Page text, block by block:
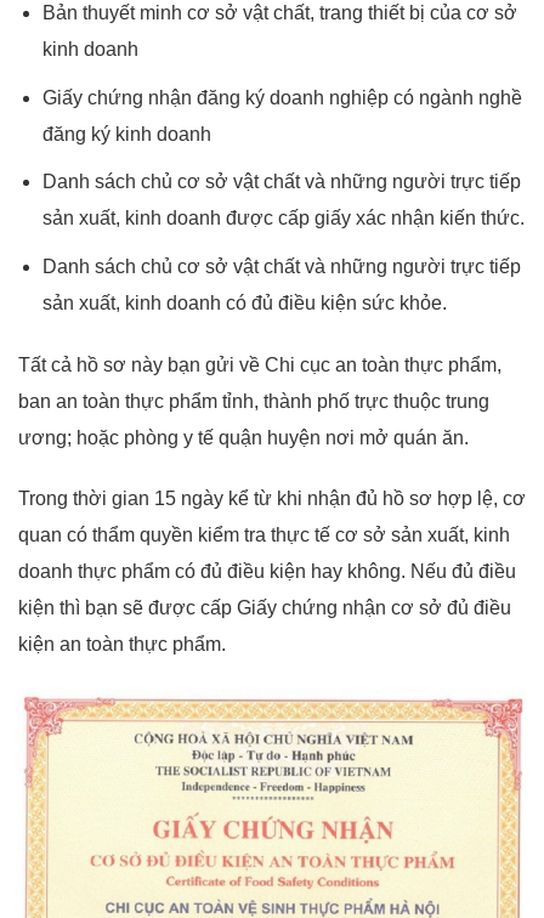
Bản thuyết minh cơ sở vật chất, trang thiết bị của cơ sở
kinh doanh
Giấy chứng nhận đăng ký doanh nghiệp có ngành nghề
đăng ký kinh doanh
Danh sách chủ cơ sở vật chất và những người trực tiếp
sản xuất, kinh doanh được cấp giấy xác nhận kiến thức.
Danh sách chủ cơ sở vật chất và những người trực tiếp
sản xuất, kinh doanh có đủ điều kiện sức khỏe.
Tất cả hồ sơ này bạn gửi về Chi cục an toàn thực phẩm,
ban an toàn thực phẩm tỉnh, thành phố trực thuộc trung
ương; hoặc phòng y tế quận huyện nơi mở quán ăn.
Trong thời gian 15 ngày kể từ khi nhận đủ hồ sơ hợp lệ, cơ
quan có thẩm quyền kiểm tra thực tế cơ sở sản xuất, kinh
doanh thực phẩm có đủ điều kiện hay không. Nếu đủ điều
kiện thì bạn sẽ được cấp Giấy chứng nhận cơ sở đủ điều
kiện an toàn thực phẩm.